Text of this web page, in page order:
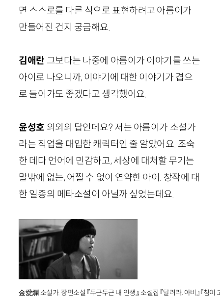
면 스스로를 다른 식으로 표현하려고 아름이가
만들어진 건지 궁금해요.
김애란 그보다는 나중에 아름이가 이야기를 쓰는
아이로 나오니까, 이야기에 대한 이야기가 겹으
로 들어가도 좋겠다고 생각했어요.
윤성호 의외의 답인데요? 저는 아름이가 소설가
라는 직업을 대입한 캐릭터인 줄 알았어요. 조숙
한 데다 언어에 민감하고, 세상에 대처할 무기는
말밖에 없는, 어쩔 수 없이 연약한 아이. 창작에 대
한 일종의 메타소설이 아닐까 싶었는데요.
金愛爛 소설가. 장편소설 『두근두근 내 인생』, 소설집 『달려라, 아비』 『침이